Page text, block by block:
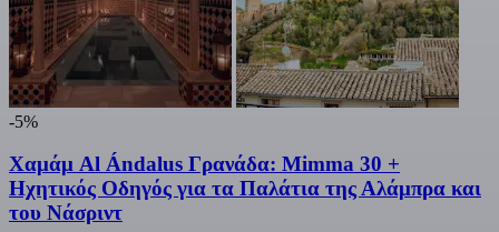
-5%
Χαμάμ Al Ándalus Γρανάδα: Mimma 30 +
Ηχητικός Οδηγός για τα Παλάτια της Αλάμπρα και
του Νάσριντ